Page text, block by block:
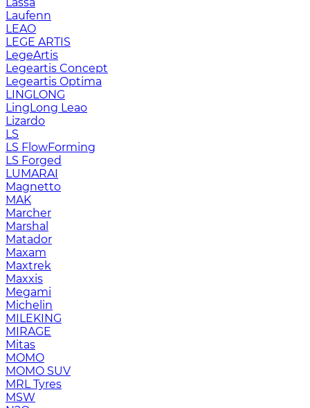
Laufenn
LEAO
LEGE ARTIS
LegeArtis
Legeartis Concept
Legeartis Optima
LINGLONG
LingLong Leao
Lizardo
LS
LS FlowForming
LS Forged
LUMARAI
Magnetto
MAK
Marcher
Marshal
Matador
Maxam
Maxtrek
Maxxis
Megami
Michelin
MILEKING
MIRAGE
Mitas
MOMO
MOMO SUV
MRL Tyres
MSW